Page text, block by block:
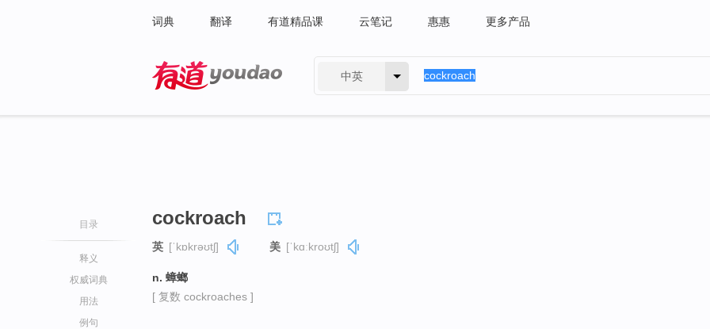
词典 翻译 有道精品课 云笔记 惠惠 更多产品
中英
目录
释义
权威词典
用法
例句
cockroach
英 [ˈkɒkrəʊtʃ] 美 [ˈkɑːkroʊtʃ]
n. 蟑螂
[ 复数 cockroaches ]